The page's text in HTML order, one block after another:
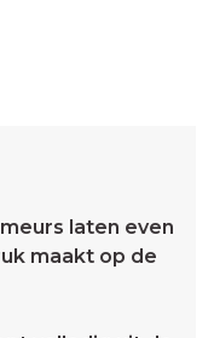
laten even
maakt op de